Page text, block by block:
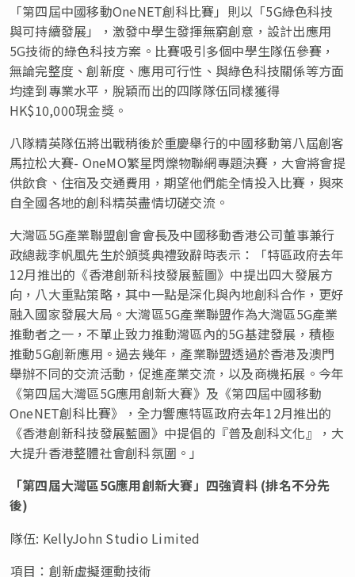
「第四屆中國移動OneNET創科比賽」則以「5G綠色科技
與可持續發展」，激發中學生發揮無窮創意，設計出應用
5G技術的綠色科技方案。比賽吸引多個中學生隊伍參賽，
無論完整度、創新度、應用可行性、與綠色科技關係等方面
均達到專業水平，脫穎而出的四隊隊伍同樣獲得
HK$10,000現金獎。
八隊精英隊伍將出戰稍後於重慶舉行的中國移動第八屆創客
馬拉松大賽- OneMO繁星閃爍物聯網專題決賽，大會將會提
供飲食、住宿及交通費用，期望他們能全情投入比賽，與來
自全國各地的創科精英盡情切磋交流。
大灣區5G產業聯盟創會會長及中國移動香港公司董事兼行
政總裁李帆風先生於頒獎典禮致辭時表示：「特區政府去年
12月推出的《香港創新科技發展藍圖》中提出四大發展方
向，八大重點策略，其中一點是深化與內地創科合作，更好
融入國家發展大局。大灣區5G產業聯盟作為大灣區5G產業
推動者之一，不單止致力推動灣區內的5G基建發展，積極
推動5G創新應用。過去幾年，產業聯盟透過於香港及澳門
舉辦不同的交流活動，促進產業交流，以及商機拓展。今年
《第四屆大灣區5G應用創新大賽》及《第四屆中國移動
OneNET創科比賽》，全力響應特區政府去年12月推出的
《香港創新科技發展藍圖》中提倡的 『普及創科文化』
，大
大提升香港整體社會創科氛圍。」
「第四屆大灣區5G應用創新大賽」四強資料 (排名不分先
後)
隊伍: KellyJohn Studio Limited
項目：創新虛擬運動技術